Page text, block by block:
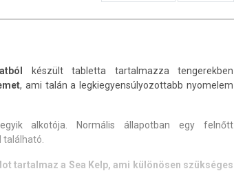
készült tabletta tartalmazza tengerekben
, ami talán a legkiegyensúlyozottabb nyomelem
alkotója. Normális állapotban egy felnőtt
tartalmaz a Sea Kelp, ami különösen szükséges